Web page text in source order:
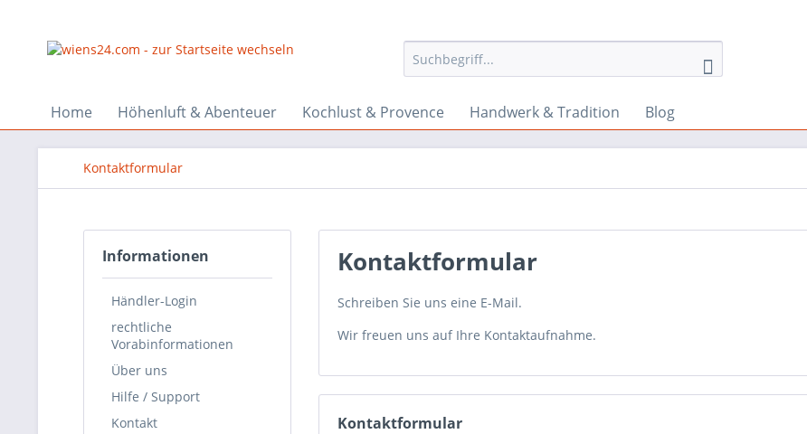
Home Höhenluft & Abenteuer Kochlust & Provence Handwerk & Tradition Blog
Kontaktformular
Informationen
Händler-Login
rechtliche
Vorabinformationen
Über uns
Hilfe / Support
Kontakt
Kontaktformular
Schreiben Sie uns eine E-Mail.
Wir freuen uns auf Ihre Kontaktaufnahme.
Kontaktformular